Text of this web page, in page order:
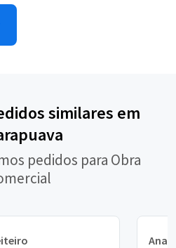
similares em
pedidos para Obra
Ana